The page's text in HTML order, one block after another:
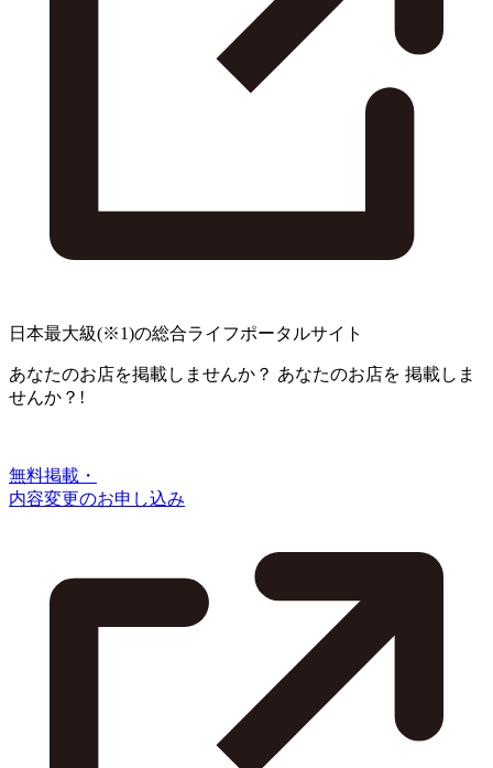
日本最大級(※1)の総合ライフポータルサイト
あなたのお店を掲載しませんか？ あなたのお店を 掲載しま
せんか？!
無料掲載・
内容変更のお申し込み